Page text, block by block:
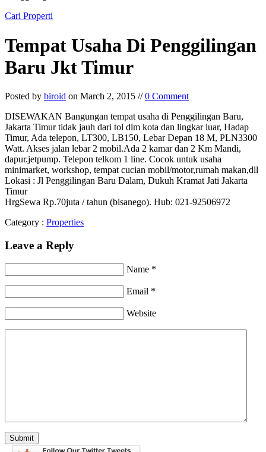
Cari Properti
Tempat Usaha Di Penggilingan
Baru Jkt Timur
Posted by biroid on March 2, 2015 //0 Comment
DISEWAKAN Bangungan tempat usaha di Penggilingan Baru,
Jakarta Timur tidak jauh dari tol dlm kota dan lingkar luar, Hadap
Timur, Ada telepon, LT300, LB150, Lebar Depan 18 M, PLN3300
Watt. Akses jalan lebar 2 mobil.Ada 2 kamar dan 2 Km Mandi,
dapur.jetpump. Telepon telkom 1 line. Cocok untuk usaha
minimarket, workshop, tempat cucian mobil/motor,rumah makan,dll
Lokasi : Jl Penggilingan Baru Dalam, Dukuh Kramat Jati Jakarta
Timur
HrgSewa Rp.70juta / tahun (bisanego). Hub: 021-92506972
Category : Properties
Leave a Reply
Name *
Email *
Website